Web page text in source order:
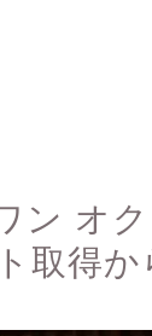
ン オ
取得